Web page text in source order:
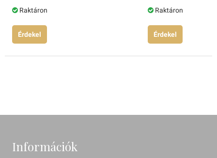
Raktáron
Érdekel
Raktáron
Érdekel
Információk